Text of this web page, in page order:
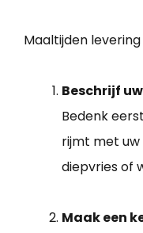
Maaltijden
Beschrijf
Bedenk
rijmt met uw
diepvries of
Maak een